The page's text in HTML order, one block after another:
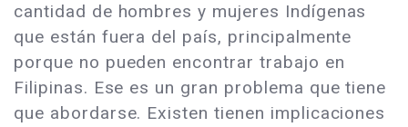
cantidad de hombres y mujeres Indígenas
que están fuera del país, principalmente
porque no pueden encontrar trabajo en
Filipinas. Ese es un gran problema que tiene
que abordarse. Existen tienen implicaciones